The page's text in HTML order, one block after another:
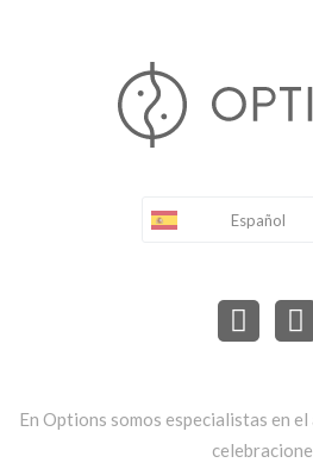
Español
En Options somos especialistas en